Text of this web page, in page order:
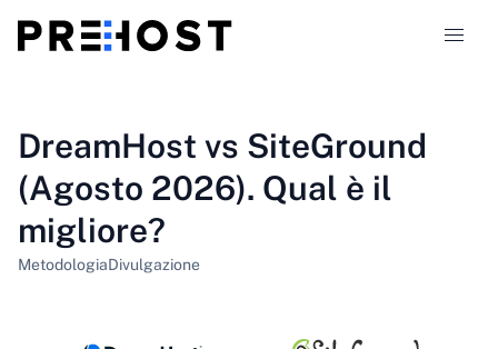
Confronti
Coupon
DreamHost vs SiteGround
(Agosto 2026). Qual è il
migliore?
MetodologiaDivulgazione